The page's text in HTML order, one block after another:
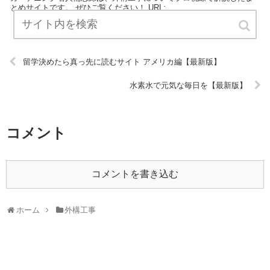
とめサイトです。 ぜひご覧ください！ URL:
留学決めたら真っ先に読むサイト アメリカ編【最新版】
水素水で元気な毎日を【最新版】
コメント
コメントを書き込む
ホーム 外構工事